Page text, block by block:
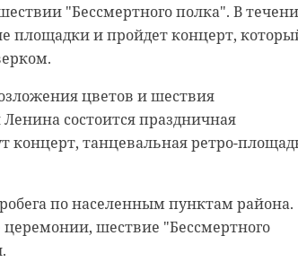
"Бессмертного полка". В
площадки и пройдет концерт,
цветов и шествия
состоится праздничная
концерт, танцевальная ретро-
по населенным пунктам района.
шествие "Бессмертного